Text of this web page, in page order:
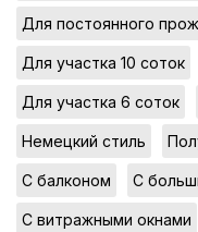
Для постоянного
Для участка 10 соток
Для участка 6 соток
Немецкий стиль
С балконом С
С витражными окнами